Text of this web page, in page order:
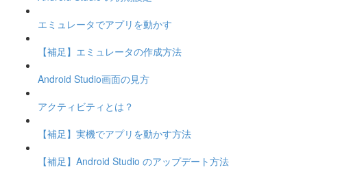
エミュレータでアプリを動かす
【補足】エミュレータの作成方法
Android Studio画面の見方
アクティビティとは？
【補足】実機でアプリを動かす方法
【補足】Android Studio のアップデート方法